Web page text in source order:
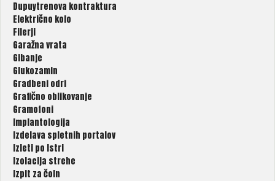
Dupuytrenova kontraktura
Električno kolo
Filerji
Garažna vrata
Gibanje
Glukozamin
Gradbeni odri
Grafično oblikovanje
Gramofoni
Implantologija
Izdelava spletnih portalov
Izleti po Istri
Izolacija strehe
Izpit za čoln